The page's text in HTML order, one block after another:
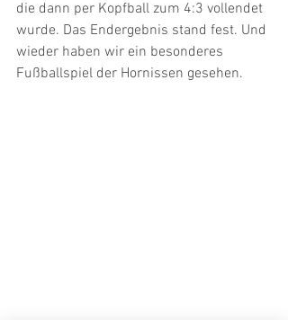
die dann per Kopfball zum 4:3 vollendet
wurde. Das Endergebnis stand fest. Und
wieder haben wir ein besonderes
Fußballspiel der Hornissen gesehen.